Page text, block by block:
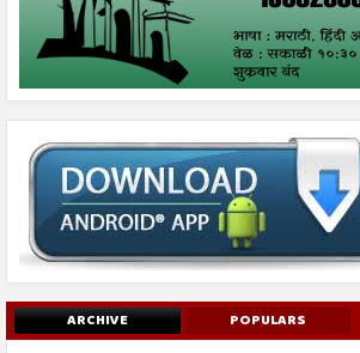
ARCHIVE POPULARS